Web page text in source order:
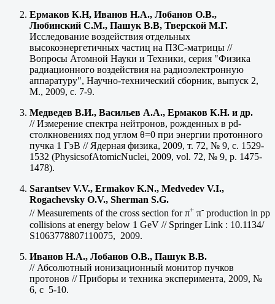
Ермаков К.Н, Иванов Н.А., Лобанов О.В.,
Любинский С.М., Пашук В.В, Тверской М.Г.
Исследование воздействия отдельных
высокоэнергетичных частиц на ПЗС-матрицы //
Вопросы Атомной Науки и Техники, серия "Физика
радиационного воздействия на радиоэлектронную
аппаратуру", Научно-технический сборник, выпуск 2,
М., 2009, с. 7-9.
Медведев В.И., Васильев А.А., Ермаков К.Н. и др.
// Измерение спектра нейтронов, рожденных в pd-
столкновениях под углом θ=0 при энергии протонного
пучка 1 ГэВ // Ядерная физика, 2009, т. 72, № 9, с. 1529-
1532 (PhysicsofAtomicNuclei, 2009, vol. 72, № 9, p. 1475-
1478).
Sarantsev V.V., Ermakov K.N., Medvedev V.I.,
Rogachevsky O.V., Sherman S.G.
// Measurements of the cross section for π+ π- production in pp
collisions at energy below 1 GeV // Springer Link : 10.1134/
S1063778807110075, 2009.
Иванов Н.А., Лобанов О.В., Пашук В.В.
// Абсолютный ионизационный монитор пучков
протонов // Приборы и техника эксперимента, 2009, №
6, с 5-10.